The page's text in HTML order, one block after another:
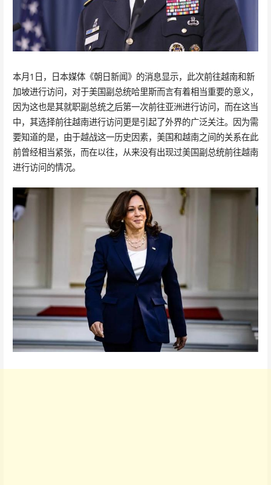
本月1日，日本媒体《朝日新闻》的消息显示，此次前往越南和新
加坡进行访问，对于美国副总统哈里斯而言有着相当重要的意义，
因为这也是其就职副总统之后第一次前往亚洲进行访问，而在这当
中，其选择前往越南进行访问更是引起了外界的广泛关注。因为需
要知道的是，由于越战这一历史因素，美国和越南之间的关系在此
前曾经相当紧张，而在以往，从来没有出现过美国副总统前往越南
进行访问的情况。